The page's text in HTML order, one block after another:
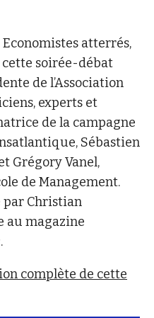
Economistes atterrés,
cette soirée-débat
de l’Association
experts et
de la campagne
Sébastien
Grégory Vanel,
de Management.
par Christian
au magazine
.
complète de cette